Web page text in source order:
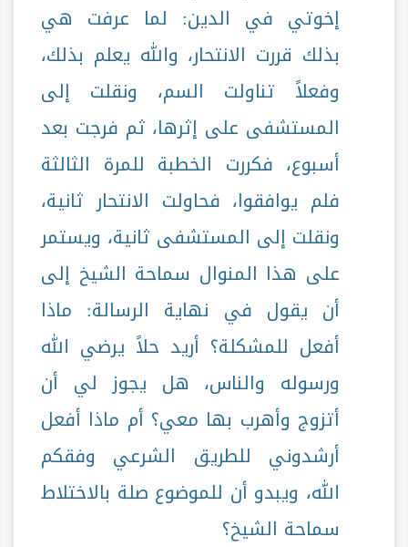
إخوتي في الدين: لما عرفت هي
بذلك قررت الانتحار، والله يعلم بذلك،
وفعلاً تناولت السم، ونقلت إلى
المستشفى على إثرها، ثم فرجت بعد
أسبوع، فكررت الخطبة للمرة الثالثة
فلم يوافقوا، فحاولت الانتحار ثانية،
ونقلت إلى المستشفى ثانية، ويستمر
على هذا المنوال سماحة الشيخ إلى
أن يقول في نهاية الرسالة: ماذا
أفعل للمشكلة؟ أريد حلاً يرضي الله
ورسوله والناس، هل يجوز لي أن
أتزوج وأهرب بها معي؟ أم ماذا أفعل
أرشدوني للطريق الشرعي وفقكم
الله، ويبدو أن للموضوع صلة بالاختلاط
سماحة الشيخ؟